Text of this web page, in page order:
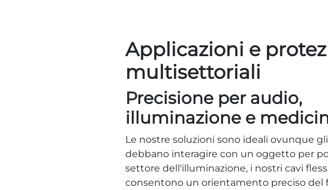
Applicazioni e
multisettoriali
Precisione per audio,
illuminazione e
Le nostre soluzioni sono ideali ovunque
debbano interagire con un oggetto per
settore dell'illuminazione, i nostri cavi
consentono un orientamento preciso del